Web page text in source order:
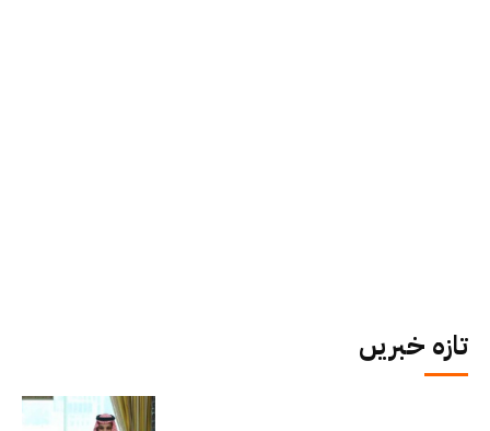
تازہ خبریں